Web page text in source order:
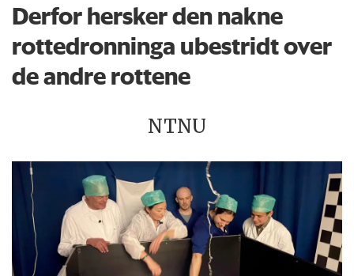
Derfor hersker den nakne
rottedronninga ubestridt over
de andre rottene
NTNU